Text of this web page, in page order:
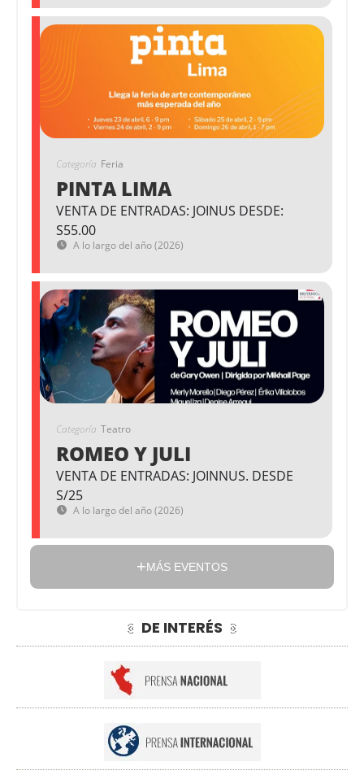
Categoría Feria
PINTA LIMA
VENTA DE ENTRADAS: JOINUS DESDE:
S55.00
A lo largo del año (2026)
Categoría Teatro
ROMEO Y JULI
VENTA DE ENTRADAS: JOINNUS. DESDE
S/25
A lo largo del año (2026)
MÁS EVENTOS
DE INTERÉS